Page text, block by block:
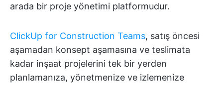
arada bir proje yönetimi platformudur.
ClickUp for Construction Teams, satış öncesi
aşamadan konsept aşamasına ve teslimata
kadar inşaat projelerini tek bir yerden
planlamanıza, yönetmenize ve izlemenize